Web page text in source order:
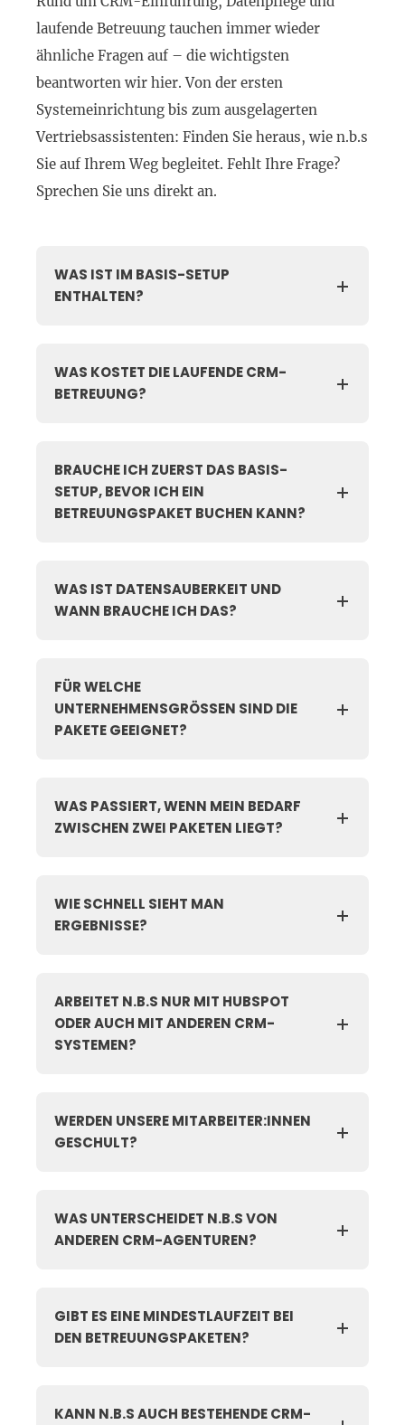
laufende Betreuung tauchen immer wieder
ähnliche Fragen auf – die wichtigsten
beantworten wir hier. Von der ersten
Systemeinrichtung bis zum ausgelagerten
Vertriebsassistenten: Finden Sie heraus, wie n.b.s
Sie auf IhremWeg begleitet. Fehlt Ihre Frage?
Sprechen Sie uns direkt an.
WAS IST IM BASIS-SETUP
ENTHALTEN?
WAS KOSTET DIE LAUFENDE CRM-
BETREUUNG?
BRAUCHE ICH ZUERST DAS BASIS-
SETUP, BEVOR ICH EIN
BETREUUNGSPAKET BUCHEN KANN?
WAS IST DATENSAUBERKEIT UND
WANN BRAUCHE ICH DAS?
FÜR WELCHE
UNTERNEHMENSGRÖSSEN SIND DIE P
AKETE GEEIGNET?
WAS PASSIERT, WENN MEIN BEDARF
ZWISCHEN ZWEI PAKETEN LIEGT?
WIE SCHNELL SIEHT MAN
ERGEBNISSE?
ARBEITET N.B.S NUR MIT HUBSPOT
ODER AUCH MIT ANDEREN CRM-
SYSTEMEN?
WERDEN UNSERE MITARBEITER:INNEN
GESCHULT?
WAS UNTERSCHEIDET N.B.S VON
ANDEREN CRM-AGENTUREN?
GIBT ES EINE MINDESTLAUFZEIT BEI
DEN BETREUUNGSPAKETEN?
KANN N.B.S AUCH BESTEHENDE CRM-